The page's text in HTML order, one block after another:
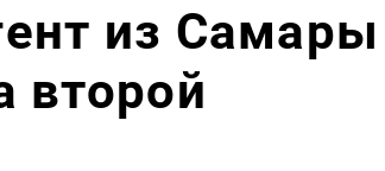
из Самары
второй